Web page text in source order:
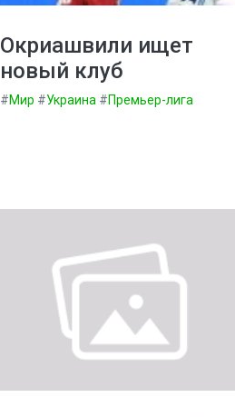
Окриашвили ищет
новый клуб
#Мир #Украина #Премьер-лига